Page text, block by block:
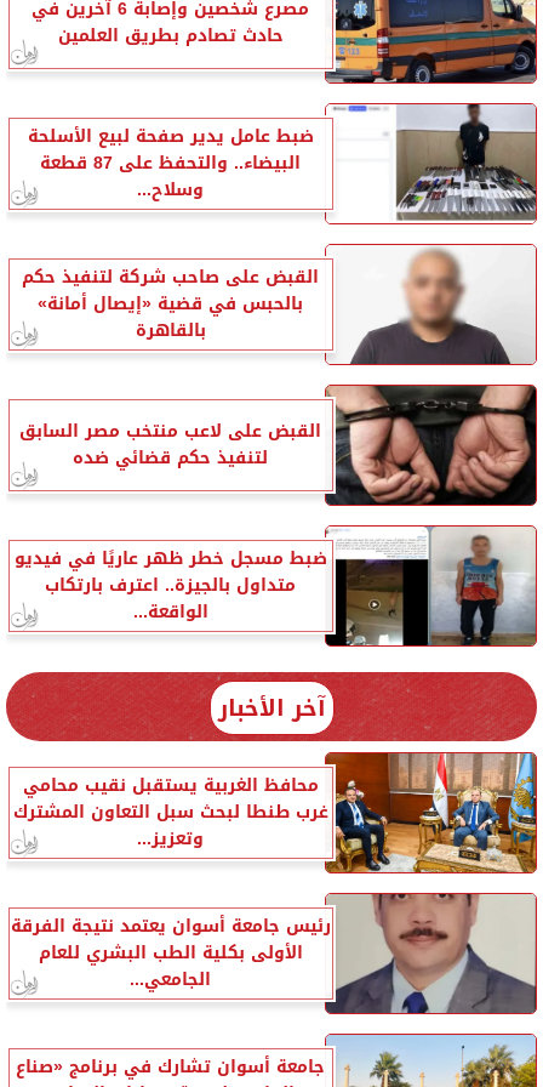
مصرع شخصين وإصابة 6 آخرين في
حادث تصادم بطريق العلمين
ضبط عامل يدير صفحة لبيع الأسلحة
البيضاء.. والتحفظ على 87 قطعة
وسلاح...
القبض على صاحب شركة لتنفيذ حكم
بالحبس في قضية «إيصال أمانة»
بالقاهرة
القبض على لاعب منتخب مصر السابق
لتنفيذ حكم قضائي ضده
ضبط مسجل خطر ظهر عاريًا في فيديو
متداول بالجيزة.. اعترف بارتكاب
الواقعة...
آخر الأخبار
محافظ الغربية يستقبل نقيب محامي
غرب طنطا لبحث سبل التعاون المشترك
وتعزيز...
رئيس جامعة أسوان يعتمد نتيجة الفرقة
الأولى بكلية الطب البشري للعام
الجامعي...
جامعة أسوان تشارك في برنامج «صناع